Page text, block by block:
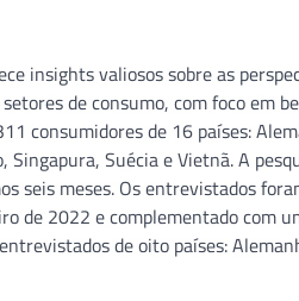
insights valiosos sobre as
de consumo, com foco em
consumidores de 16 países:
Singapura, Suécia e Vietnã. A
seis meses. Os entrevistados
de 2022 e complementado com
de oito países: